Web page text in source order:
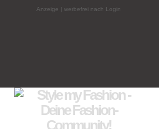
Anzeige | werbefrei nach Login